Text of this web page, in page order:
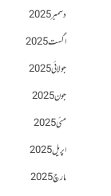
دسمبر 2025
اگست 2025
جولائی 2025
جون 2025
مئی 2025
اپریل 2025
مارچ 2025